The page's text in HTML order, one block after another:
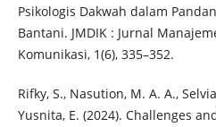
Psikologis Dakwah dalam
Bantani. JMDIK : Jurnal
Komunikasi, 1(6), 335–352.
Rifky, S., Nasution, M. A. A.,
Yusnita, E. (2024). Challenges